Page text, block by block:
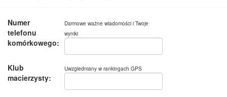
Numer
telefonu
komórkowego:
Darmowe ważne wiadomości i Twoje
wyniki
Klub
macierzysty:
Uwzgledniany w rankingach GPS